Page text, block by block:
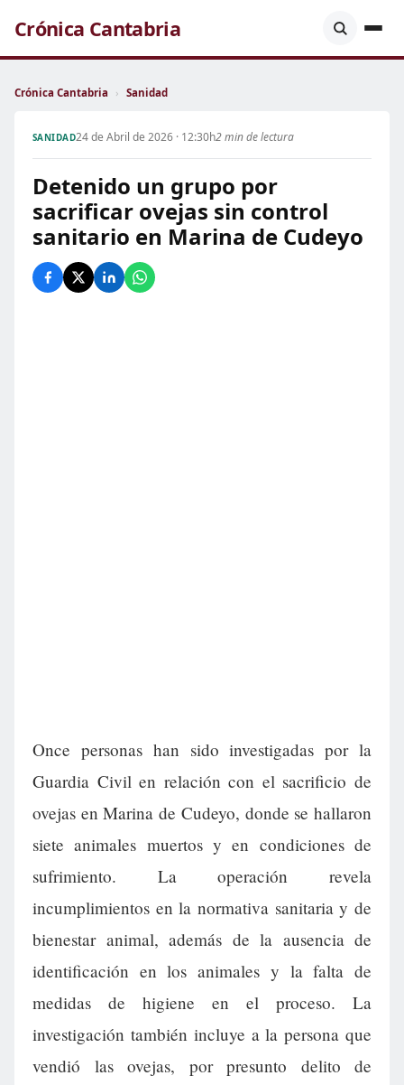
Crónica Cantabria
Crónica Cantabria › Sanidad
SANIDAD24 de Abril de 2026 · 12:30h2 min de lectura
Detenido un grupo por
sacrificar ovejas sin control
sanitario en Marina de Cudeyo
Once personas han sido investigadas por la
Guardia Civil en relación con el sacrificio de
ovejas en Marina de Cudeyo, donde se hallaron
siete animales muertos y en condiciones de
sufrimiento. La operación revela
incumplimientos en la normativa sanitaria y de
bienestar animal, además de la ausencia de
identificación en los animales y la falta de
medidas de higiene en el proceso. La
investigación también incluye a la persona que
vendió las ovejas, por presunto delito de